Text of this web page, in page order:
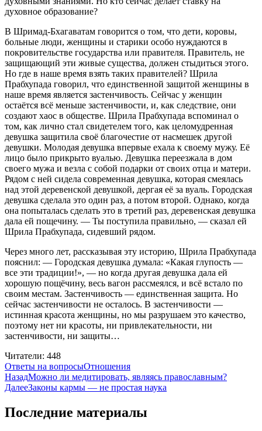
духовное образование?
В Шримад-Бхагаватам говорится о том, что дети, коровы,
больные люди, женщины и старики особо нуждаются в
покровительстве государства или правителя. Правитель, не
защищающий эти живые существа, должен стыдиться этого.
Но где в наше время взять таких правителей? Шрила
Прабхупада говорил, что единственной защитой женщины в
наше время является застенчивость. Сейчас у женщин
остаётся всё меньше застенчивости, и, как следствие, они
создают хаос в обществе. Шрила Прабхупада вспоминал о
том, как лично стал свидетелем того, как целомудренная
девушка защитила своё благочестие от насмешек другой
девушки. Молодая девушка впервые ехала к своему мужу. Её
лицо было прикрыто вуалью. Девушка переезжала в дом
своего мужа и везла с собой подарки от своих отца и матери.
Рядом с ней сидела современная девушка, которая смеялась
над этой деревенской девушкой, дергая её за вуаль. Городская
девушка сделала это один раз, а потом второй. Однако, когда
она попыталась сделать это в третий раз, деревенская девушка
дала ей пощечину. — Ты поступила правильно, — сказал ей
Шрила Прабхупада, сидевший рядом.
Через много лет, рассказывая эту историю, Шрила Прабхупада
пояснил: — Городская девушка думала: «Какая глупость —
все эти традиции!», — но когда другая девушка дала ей
хорошую пощёчину, весь вагон рассмеялся, и всё встало по
своим местам. Застенчивость — единственная защита. Но
сейчас застенчивости не осталось. В застенчивости —
истинная красота женщины, но мы разрушаем это качество,
поэтому нет ни красоты, ни привлекательности, ни
застенчивости, ни защиты…
Читатели: 448
Рубрики
Ответы на вопросыМетки
Отношения
Навигация
по
записям
НазадМожно ли медитировать, являясь православным?
ДалееЗаконы кармы — не простая наука
Последние материалы